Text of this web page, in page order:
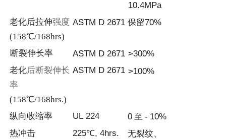
10.4MPa
老化后拉伸强度
(158℃/168hrs)
ASTM D 2671 保留70%
断裂伸长率 ASTM D 2671 >300%
老化后断裂伸长
率
(158℃/168hrs.)
ASTM D 2671 >100%
纵向收缩率 UL 224 0 至 - 10%
热冲击
225℃, 4hrs.
无裂纹、